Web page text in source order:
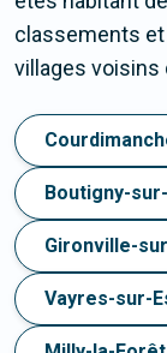
classements
villages voisins
Boutigny-
Gironville-
Vayres-sur-